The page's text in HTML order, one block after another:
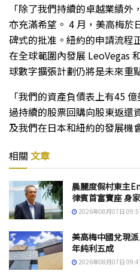
「除了我們持續的卓越業績
亦充滿希望。 4 月，美高梅於
碑式的批准。紐約的申請流程
在全球範圍內發展 LeoVegas
球數字擴張計劃仍將是未來重
「我們的資產負債表上有45
過持續的股票回購向股東返還
及我們在日本和紐約的發展機
相關 文章
晨麗度假村東主
律賓首富寶座 身
2026年08月07日
美高梅中國兌現
年純利五成
2026年08月07日